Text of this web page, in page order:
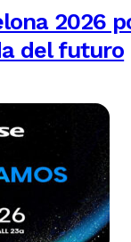
2026
del futuro